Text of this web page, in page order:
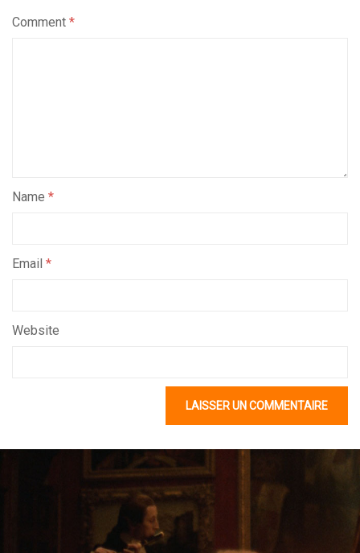
Comment *
Name *
Email *
Website